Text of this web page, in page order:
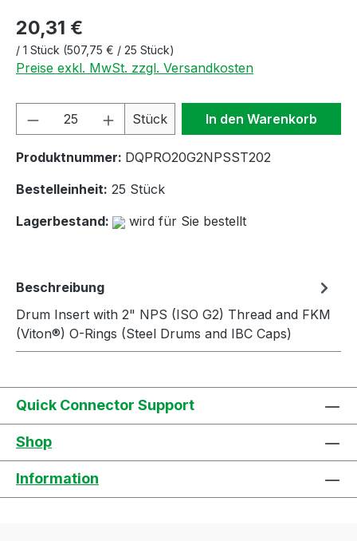
20,31 €
/ 1 Stück (507,75 € / 25 Stück)
Preise exkl. MwSt. zzgl. Versandkosten
Produkt Anzahl: Gib den
Stück In den Warenkorb
Produktnummer: DQPRO20G2NPSST202
Bestelleinheit: 25 Stück
Lagerbestand:
wird für Sie bestellt
Beschreibung
Drum Insert with 2" NPS (ISO G2) Thread and FKM
(Viton®) O-Rings (Steel Drums and IBC Caps)
Quick Connector Support
Shop
Information